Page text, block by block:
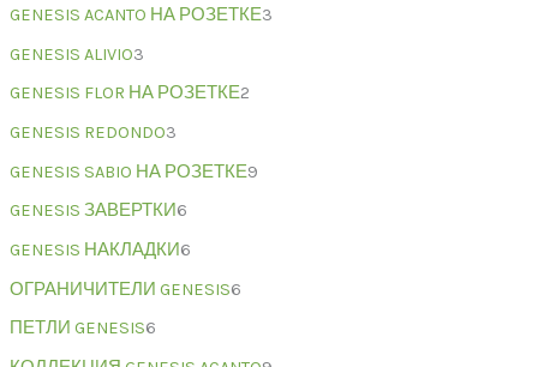
GENESIS ACANTO НА РОЗЕТКЕ3
GENESIS ALIVIO3
GENESIS FLOR НА РОЗЕТКЕ2
GENESIS REDONDO3
GENESIS SABIO НА РОЗЕТКЕ9
GENESIS ЗАВЕРТКИ6
GENESIS НАКЛАДКИ6
ОГРАНИЧИТЕЛИ GENESIS6
ПЕТЛИ GENESIS6